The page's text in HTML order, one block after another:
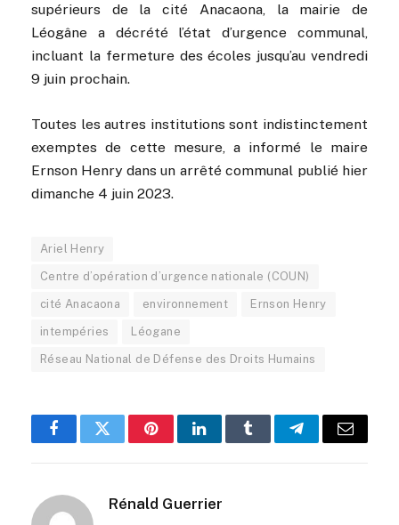
supérieurs de la cité Anacaona, la mairie de
Léogâne a décrété l’état d’urgence communal,
incluant la fermeture des écoles jusqu’au vendredi
9 juin prochain.
Toutes les autres institutions sont indistinctement
exemptes de cette mesure, a informé le maire
Ernson Henry dans un arrêté communal publié hier
dimanche 4 juin 2023.
Ariel Henry
Centre d’opération d’urgence nationale (COUN)
cité Anacaona environnement Ernson Henry
intempéries Léogane
Réseau National de Défense des Droits Humains
FacebookTwitterPinterestLinkedInTumblrTelegramEmail
Rénald Guerrier